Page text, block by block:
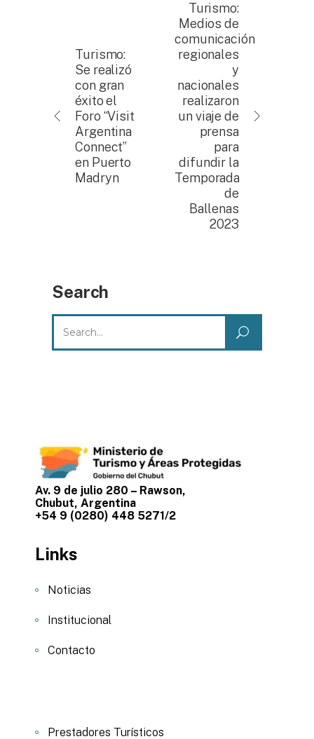
Turismo:
Se realizó
con gran
éxito el
Foro “Visit
Argentina
Connect”
en Puerto
Madryn
Turismo:
Medios de
comunicación
regionales
y
nacionales
realizaron
un viaje de
prensa
para
difundir la
Temporada
de
Ballenas
2023
Search
Search
for:
Av. 9 de julio 280 – Rawson,
Chubut, Argentina
+54 9 (0280) 448 5271/2
Links
Noticias
Institucional
Contacto
Prestadores Turísticos